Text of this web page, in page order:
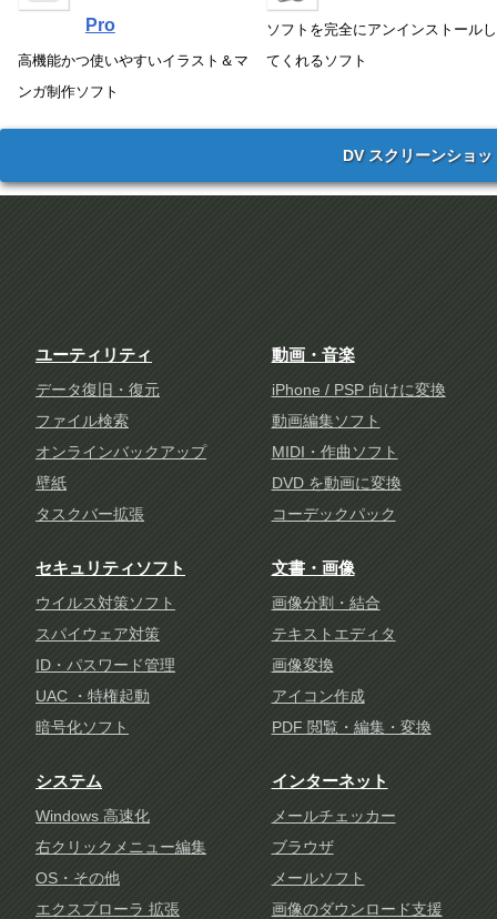
Pro
高機能かつ使いやすいイラスト＆マ
ンガ制作ソフト
ソフトを完全にアンインストールし
てくれるソフト
DV スクリーンショッ
ユーティリティ
データ復旧・復元
ファイル検索
オンラインバックアップ
壁紙
タスクバー拡張
動画・音楽
iPhone / PSP 向けに変換
動画編集ソフト
MIDI・作曲ソフト
DVD を動画に変換
コーデックパック
セキュリティソフト
ウイルス対策ソフト
スパイウェア対策
ID・パスワード管理
UAC ・特権起動
暗号化ソフト
文書・画像
画像分割・結合
テキストエディタ
画像変換
アイコン作成
PDF 閲覧・編集・変換
システム
Windows 高速化
右クリックメニュー編集
OS・その他
エクスプローラ 拡張
インターネット
メールチェッカー
ブラウザ
メールソフト
画像のダウンロード支援